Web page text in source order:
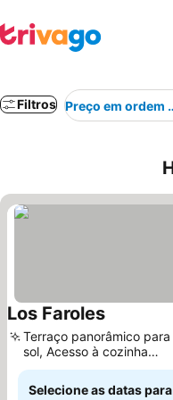
Filtros Preço em ordem
Los FarolesVer preços
Terraço panorâmico
sol, Acesso à cozinha
compartilhada
Selecione as datas